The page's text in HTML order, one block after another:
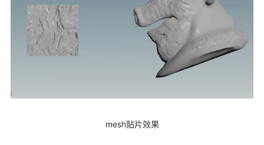
mesh贴片效果